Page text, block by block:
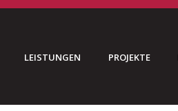
LEISTUNGEN PROJEKTE